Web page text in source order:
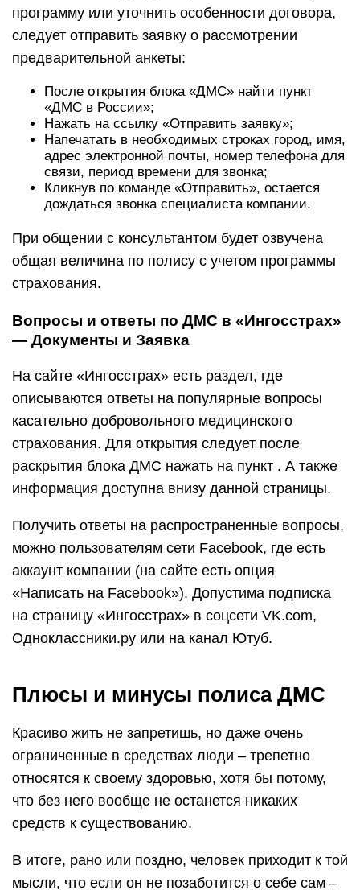
программу или уточнить особенности договора,
следует отправить заявку о рассмотрении
предварительной анкеты:
После открытия блока «ДМС» найти пункт
«ДМС в России»;
Нажать на ссылку «Отправить заявку»;
Напечатать в необходимых строках город, имя,
адрес электронной почты, номер телефона для
связи, период времени для звонка;
Кликнув по команде «Отправить», остается
дождаться звонка специалиста компании.
При общении с консультантом будет озвучена
общая величина по полису с учетом программы
страхования.
Вопросы и ответы по ДМС в «Ингосстрах»
— Документы и Заявка
На сайте «Ингосстрах» есть раздел, где
описываются ответы на популярные вопросы
касательно добровольного медицинского
страхования. Для открытия следует после
раскрытия блока ДМС нажать на пункт . А также
информация доступна внизу данной страницы.
Получить ответы на распространенные вопросы,
можно пользователям сети Facebook, где есть
аккаунт компании (на сайте есть опция
«Написать на Facebook»). Допустима подписка
на страницу «Ингосстрах» в соцсети VK.com,
Одноклассники.ру или на канал Ютуб.
Плюсы и минусы полиса ДМС
Красиво жить не запретишь, но даже очень
ограниченные в средствах люди – трепетно
относятся к своему здоровью, хотя бы потому,
что без него вообще не останется никаких
средств к существованию.
В итоге, рано или поздно, человек приходит к той
мысли, что если он не позаботится о себе сам –